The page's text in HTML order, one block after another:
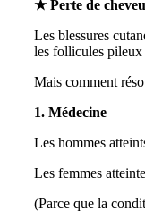
★ Perte de
Les blessures
les follicules pileux
Mais comment
1. Médecine
Les hommes
Les femmes
(Parce que la